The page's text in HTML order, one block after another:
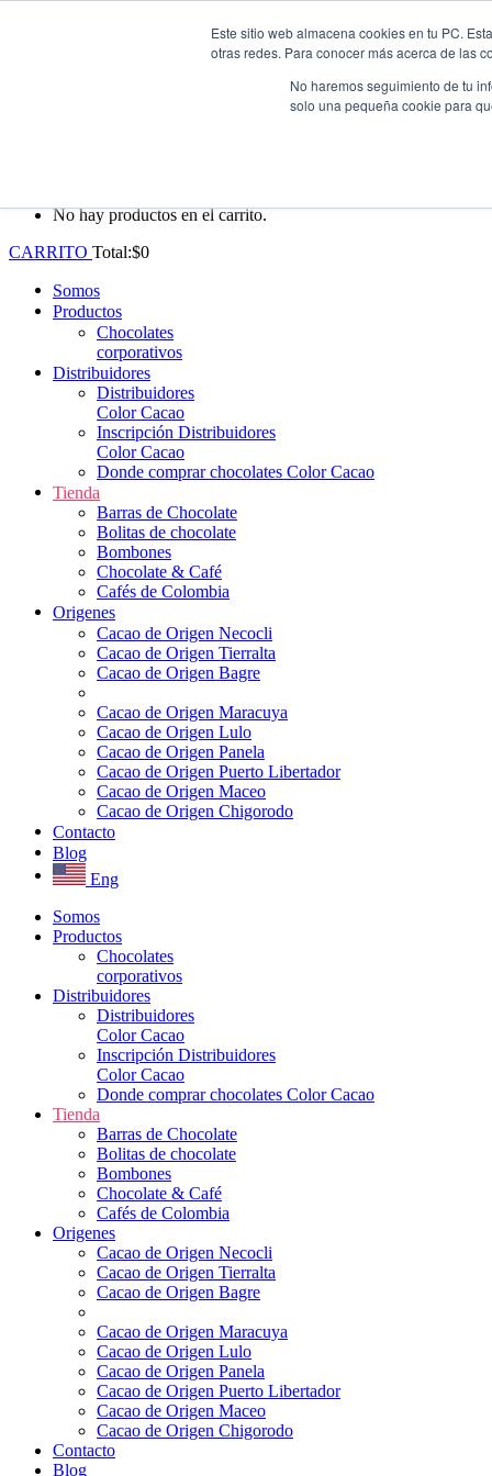
Este sitio web almacena cookies en tu PC.
otras redes. Para conocer más acerca de las
No haremos seguimiento de tu
solo una pequeña cookie para
Whatsapp: +57 (313) 552-3620 ventas@colorcacao.com
Envío gratis en Antioquia por compras superiores a $100.000.
No hay productos en el carrito.
CARRITO Total:$0
Somos
Productos
Chocolates
corporativos
Distribuidores
Distribuidores
Color Cacao
Inscripción Distribuidores
Color Cacao
Donde comprar chocolates Color Cacao
Tienda
Barras de Chocolate
Bolitas de chocolate
Bombones
Chocolate & Café
Cafés de Colombia
Origenes
Cacao de Origen Necocli
Cacao de Origen Tierralta
Cacao de Origen Bagre
Cacao de Origen Maracuya
Cacao de Origen Lulo
Cacao de Origen Panela
Cacao de Origen Puerto Libertador
Cacao de Origen Maceo
Cacao de Origen Chigorodo
Contacto
Blog
Eng
Somos
Productos
Chocolates
corporativos
Distribuidores
Distribuidores
Color Cacao
Inscripción Distribuidores
Color Cacao
Donde comprar chocolates Color Cacao
Tienda
Barras de Chocolate
Bolitas de chocolate
Bombones
Chocolate & Café
Cafés de Colombia
Origenes
Cacao de Origen Necocli
Cacao de Origen Tierralta
Cacao de Origen Bagre
Cacao de Origen Maracuya
Cacao de Origen Lulo
Cacao de Origen Panela
Cacao de Origen Puerto Libertador
Cacao de Origen Maceo
Cacao de Origen Chigorodo
Contacto
Blog